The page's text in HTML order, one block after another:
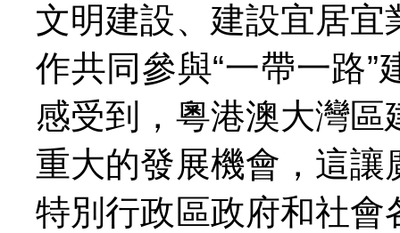
文明建設、建設宜居
作共同參與“一帶一路
感受到，粵港澳大灣
重大的發展機會，這
特別行政區政府和社